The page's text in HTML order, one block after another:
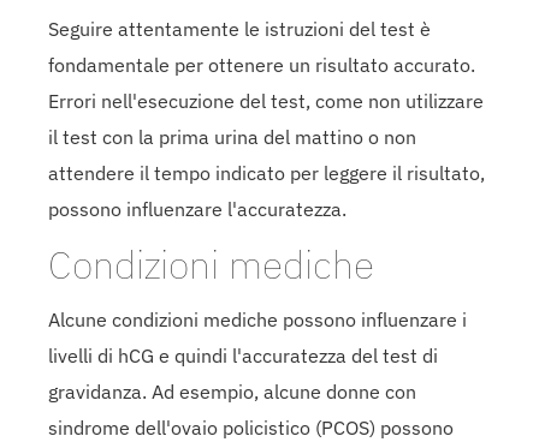
Seguire attentamente le istruzioni del test è
fondamentale per ottenere un risultato accurato.
Errori nell'esecuzione del test, come non utilizzare
il test con la prima urina del mattino o non
attendere il tempo indicato per leggere il risultato,
possono influenzare l'accuratezza.
Condizioni mediche
Alcune condizioni mediche possono influenzare i
livelli di hCG e quindi l'accuratezza del test di
gravidanza. Ad esempio, alcune donne con
sindrome dell'ovaio policistico (PCOS) possono